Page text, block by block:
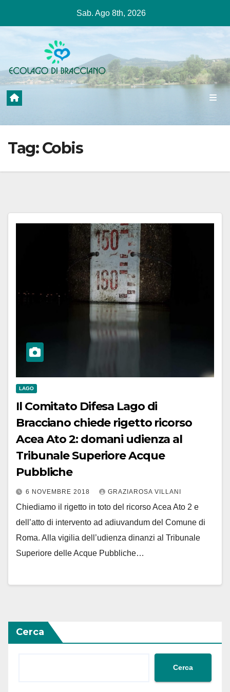
contenuto
Sab. Ago 8th, 2026
Tag:Cobis
LAGO
Il Comitato Difesa Lago di
Bracciano chiede rigetto ricorso
Acea Ato 2: domani udienza al
Tribunale Superiore Acque
Pubbliche
6 NOVEMBRE 2018 GRAZIAROSA VILLANI
Chiediamo il rigetto in toto del ricorso Acea Ato 2 e
dell’atto di intervento ad adiuvandum del Comune di
Roma. Alla vigilia dell’udienza dinanzi al Tribunale
Superiore delle Acque Pubbliche…
Cerca
Cerca